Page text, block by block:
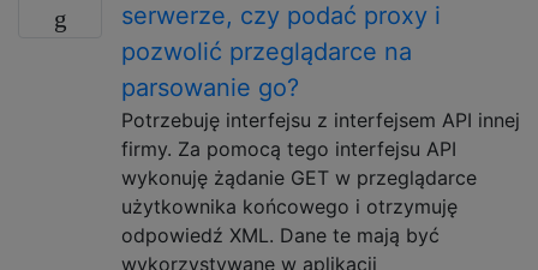
serwerze, czy podać proxy i
pozwolić przeglądarce na
parsowanie go?
Potrzebuję interfejsu z interfejsem API innej
firmy. Za pomocą tego interfejsu API
wykonuję żądanie GET w przeglądarce
użytkownika końcowego i otrzymuję
odpowiedź XML. Dane te mają być
wykorzystywane w aplikacji